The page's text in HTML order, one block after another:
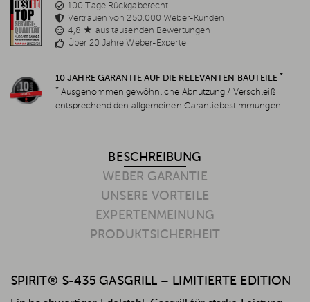
100 Tage Rückgaberecht
Vertrauen von 250.000 Weber-Kunden
4,8 ★ aus tausenden Bewertungen
Über 20 Jahre Weber-Experte
10 JAHRE GARANTIE AUF DIE RELEVANTEN BAUTEILE *
* Ausgenommen gewöhnliche Abnutzung / Verschleiß
entsprechend den allgemeinen Garantiebestimmungen.
BESCHREIBUNG
WEBER GARANTIE
UNSERE VORTEILE
EXPERTENMEINUNG
PRODUKTSICHERHEIT
SPIRIT® S-435 GASGRILL – LIMITIERTE EDITION